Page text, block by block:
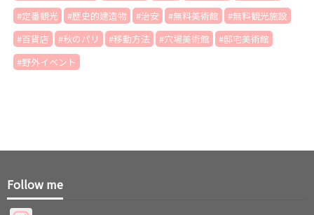
定番観光
歴史的建造物 治安 無料美術館
無料観光施設
百貨店
秋のパリ 移動方法 穴場美術館
邸宅美術館
野外イベント
Follow me